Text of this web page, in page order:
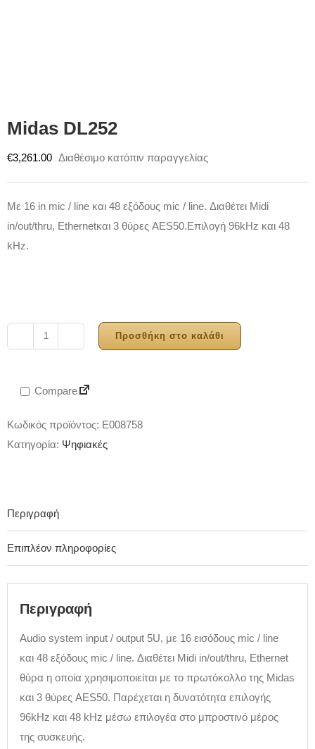
Midas DL252
€3,261.00 Διαθέσιμο κατόπιν παραγγελίας
Mε 16 in mic / line και 48 εξόδους mic / line. Διαθέτει Midi
in/out/thru, Ethernetκαι 3 θύρες AES50.Επιλογή 96kHz και 48
kHz.
ποσότητα
Προσθήκη στο καλάθι
Compare
Κωδικός προϊόντος: E008758
Κατηγορία: Ψηφιακές
Περιγραφή
Επιπλέον πληροφορίες
Περιγραφή
Audio system input / output 5U, με 16 εισόδους mic / line
και 48 εξόδους mic / line. Διαθέτει Midi in/out/thru, Ethernet
θύρα η οποία χρησιμοποιείται με το πρωτόκολλο της Midas
και 3 θύρες AES50. Παρέχεται η δυνατότητα επιλογής
96kHz και 48 kHz μέσω επιλογέα στο μπροστινό μέρος
της συσκευής.